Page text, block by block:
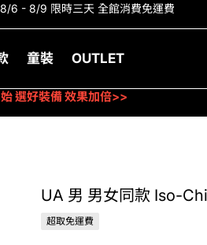
UA 男 男女同款 Iso-
超取免運費
6 - 8/9 限時三天 全館消費免運費
童裝 OUTLET
選好裝備 效果加倍>>